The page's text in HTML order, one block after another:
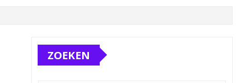
ZOEKEN